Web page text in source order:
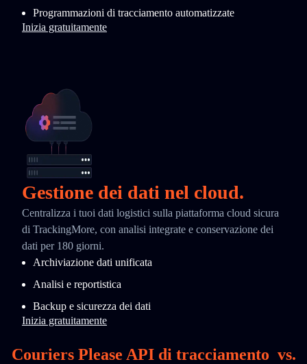
Programmazioni di tracciamento automatizzate
Inizia gratuitamente
Gestione dei dati nel cloud.
Centralizza i tuoi dati logistici sulla piattaforma cloud sicura
di TrackingMore, con analisi integrate e conservazione dei
dati per 180 giorni.
Archiviazione dati unificata
Analisi e reportistica
Backup e sicurezza dei dati
Inizia gratuitamente
Couriers Please API di tracciamento vs.